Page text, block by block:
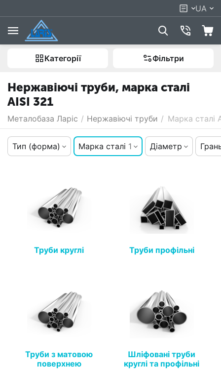
UA
Категорії Фільтри
Нержавіючі труби, марка сталі
AISI 321
Металобаза Ларіс / Нержавіючі труби / Марка сталі
Тип (форма) Марка сталі 1 Діаметр
Труби круглі Труби профільні
Труби з матовою
поверхнею
Шліфовані труби
круглі та профільні